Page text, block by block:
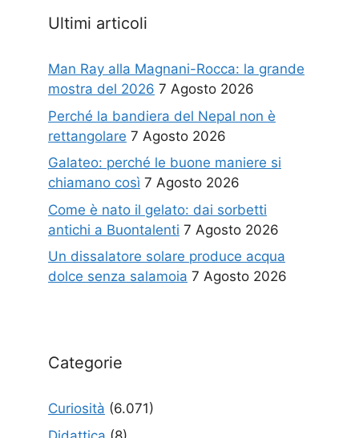
Ultimi articoli
Man Ray alla Magnani-Rocca: la grande
mostra del 2026 7 Agosto 2026
Perché la bandiera del Nepal non è
rettangolare 7 Agosto 2026
Galateo: perché le buone maniere si
chiamano così 7 Agosto 2026
Come è nato il gelato: dai sorbetti
antichi a Buontalenti 7 Agosto 2026
Un dissalatore solare produce acqua
dolce senza salamoia 7 Agosto 2026
Categorie
Curiosità (6.071)